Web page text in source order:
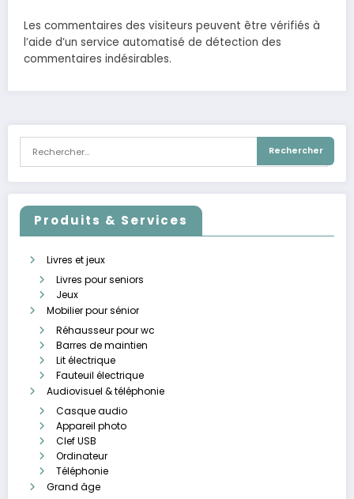
Les commentaires des visiteurs peuvent être vérifiés à
l’aide d’un service automatisé de détection des
commentaires indésirables.
Produits & Services
Livres et jeux
Livres pour seniors
Jeux
Mobilier pour sénior
Réhausseur pour wc
Barres de maintien
Lit électrique
Fauteuil électrique
Audiovisuel & téléphonie
Casque audio
Appareil photo
Clef USB
Ordinateur
Téléphonie
Grand âge